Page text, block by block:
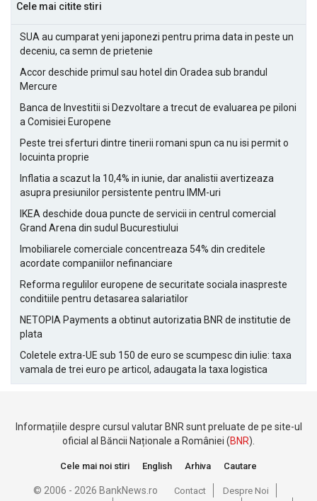
Cele mai citite stiri
SUA au cumparat yeni japonezi pentru prima data in peste un
deceniu, ca semn de prietenie
Accor deschide primul sau hotel din Oradea sub brandul
Mercure
Banca de Investitii si Dezvoltare a trecut de evaluarea pe piloni
a Comisiei Europene
Peste trei sferturi dintre tinerii romani spun ca nu isi permit o
locuinta proprie
Inflatia a scazut la 10,4% in iunie, dar analistii avertizeaza
asupra presiunilor persistente pentru IMM-uri
IKEA deschide doua puncte de servicii in centrul comercial
Grand Arena din sudul Bucurestiului
Imobiliarele comerciale concentreaza 54% din creditele
acordate companiilor nefinanciare
Reforma regulilor europene de securitate sociala inaspreste
conditiile pentru detasarea salariatilor
NETOPIA Payments a obtinut autorizatia BNR de institutie de
plata
Coletele extra-UE sub 150 de euro se scumpesc din iulie: taxa
vamala de trei euro pe articol, adaugata la taxa logistica
Informațiile despre cursul valutar BNR sunt preluate de pe site-ul
oficial al Băncii Naționale a României (BNR).
Cele mai noi stiri English Arhiva Cautare
© 2006 - 2026 BankNews.ro Contact
Despre Noi